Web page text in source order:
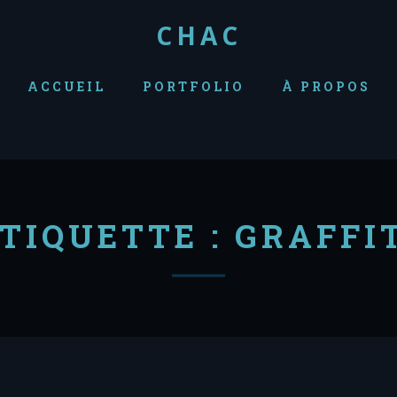
CHAC
ACCUEIL PORTFOLIO À PROPOS
: